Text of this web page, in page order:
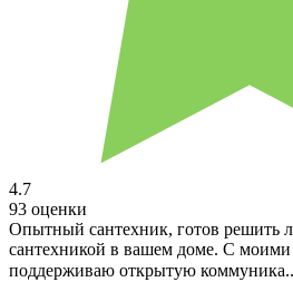
4.7
93 оценки
Опытный сантехник, готов решить
сантехникой в вашем доме. С моими
поддерживаю открытую